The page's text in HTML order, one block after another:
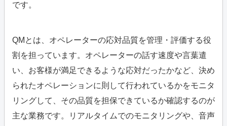
です。
QMとは、オペレーターの応対品質を管理・評価する役
割を担っています。オペレーターの話す速度や言葉遣
い、お客様が満足できるような応対だったかなど、決め
られたオペレーションに則して行われているかをモニタ
リングして、その品質を担保できているか確認するのが
主な業務です。リアルタイムでのモニタリングや、音声